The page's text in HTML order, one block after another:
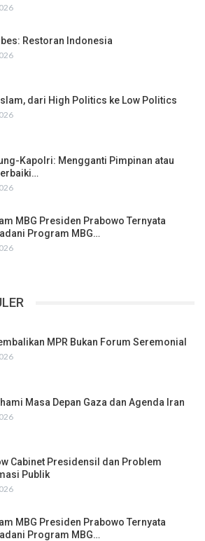
Restoran Indonesia
dari High Politics ke Low Politics
Kapolri: Mengganti Pimpinan atau
MBG Presiden Prabowo Ternyata
Program MBG…
MPR Bukan Forum Seremonial
Masa Depan Gaza dan Agenda Iran
Cabinet Presidensil dan Problem
Publik
MBG Presiden Prabowo Ternyata
Program MBG…